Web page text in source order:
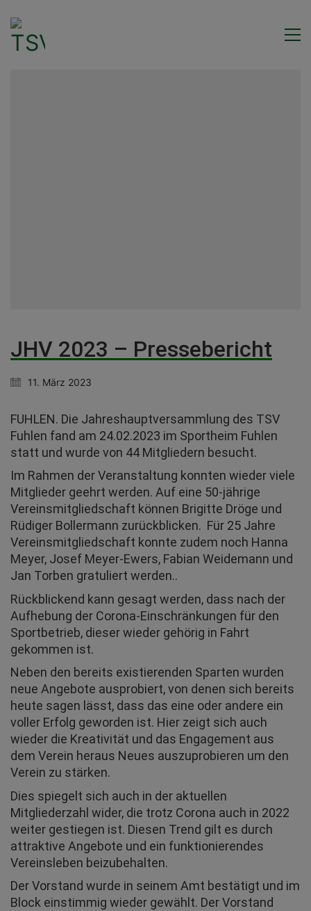
JHV 2023 – Pressebericht
11. März 2023
FUHLEN. Die Jahreshauptversammlung des TSV
Fuhlen fand am 24.02.2023 im Sportheim Fuhlen
statt und wurde von 44 Mitgliedern besucht.
Im Rahmen der Veranstaltung konnten wieder viele
Mitglieder geehrt werden. Auf eine 50-jährige
Vereinsmitgliedschaft können Brigitte Dröge und
Rüdiger Bollermann zurückblicken. Für 25 Jahre
Vereinsmitgliedschaft konnte zudem noch Hanna
Meyer, Josef Meyer-Ewers, Fabian Weidemann und
Jan Torben gratuliert werden..
Rückblickend kann gesagt werden, dass nach der
Aufhebung der Corona-Einschränkungen für den
Sportbetrieb, dieser wieder gehörig in Fahrt
gekommen ist.
Neben den bereits existierenden Sparten wurden
neue Angebote ausprobiert, von denen sich bereits
heute sagen lässt, dass das eine oder andere ein
voller Erfolg geworden ist. Hier zeigt sich auch
wieder die Kreativität und das Engagement aus
dem Verein heraus Neues auszuprobieren um den
Verein zu stärken.
Dies spiegelt sich auch in der aktuellen
Mitgliederzahl wider, die trotz Corona auch in 2022
weiter gestiegen ist. Diesen Trend gilt es durch
attraktive Angebote und ein funktionierendes
Vereinsleben beizubehalten.
Der Vorstand wurde in seinem Amt bestätigt und im
Block einstimmig wieder gewählt. Der Vorstand